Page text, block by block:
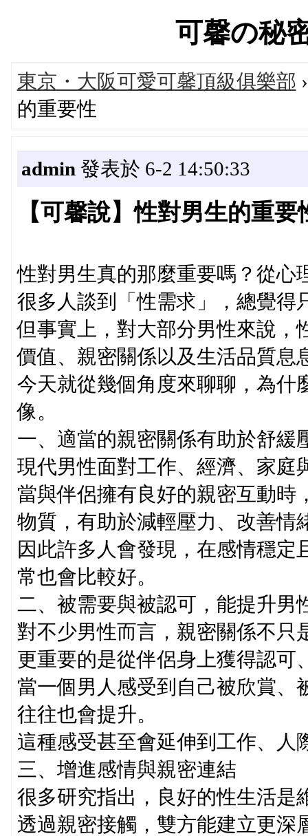
可馨の秘
東京・大阪可愛可馨頂級俱樂部
的重要性
admin 發表於 6-2 14:50:33
【可馨說】性對男生的重要
性對男生真的那麼重要嗎？從心
很多人談到「性需求」，總覺得
但事實上，對大部分男性來說，
價值、親密關係以及生活品質息
今天就從幾個角度來聊聊，為什
像。
一、適當的親密關係有助於舒緩
現代男性面對工作、經濟、家庭
當與伴侶擁有良好的親密互動時
物質，有助於減輕壓力、改善情
因此許多人會發現，在感情穩
常也會比較好。
二、被需要與被認可，能提升男
對不少男性而言，親密關係不只
更重要的是從伴侶身上獲得認可
當一個男人感受到自己被欣賞、
往往也會提升。
這種感受甚至會延伸到工作、人
三、增進感情與親密連結
很多研究指出，良好的性生活是
透過親密接觸，雙方能建立更深